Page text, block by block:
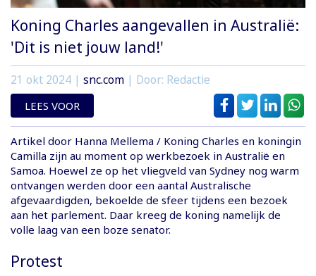
Koning Charles aangevallen in Australië:
'Dit is niet jouw land!'
21 okt 2024 | snc.com | Door: Redactie
LEES VOOR
Artikel door Hanna Mellema / Koning Charles en koningin
Camilla zijn au moment op werkbezoek in Australië en
Samoa. Hoewel ze op het vliegveld van Sydney nog warm
ontvangen werden door een aantal Australische
afgevaardigden, bekoelde de sfeer tijdens een bezoek
aan het parlement. Daar kreeg de koning namelijk de
volle laag van een boze senator.
Protest